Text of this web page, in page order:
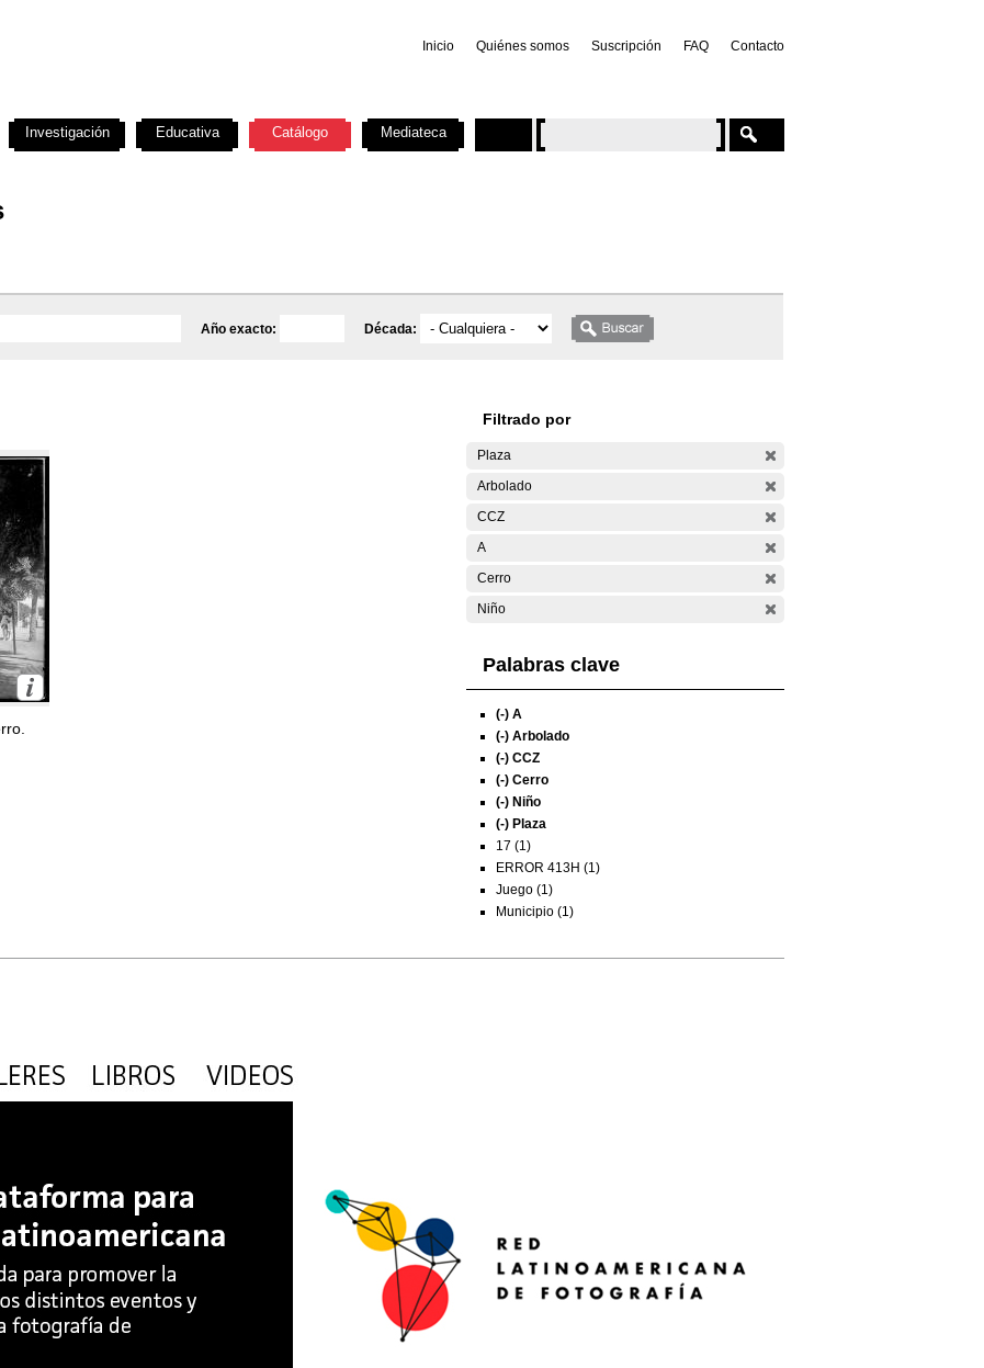
Inicio Quiénes somos Suscripción FAQ Contacto
Año exacto: Década:
Filtrado por
Plaza
Arbolado
CCZ
A
Cerro
Niño
Palabras clave
(-) A
(-) Arbolado
(-) CCZ
(-) Cerro
(-) Niño
(-) Plaza
17 (1)
ERROR 413H (1)
Juego (1)
Municipio (1)
Investigación Educativa Catálogo Mediateca